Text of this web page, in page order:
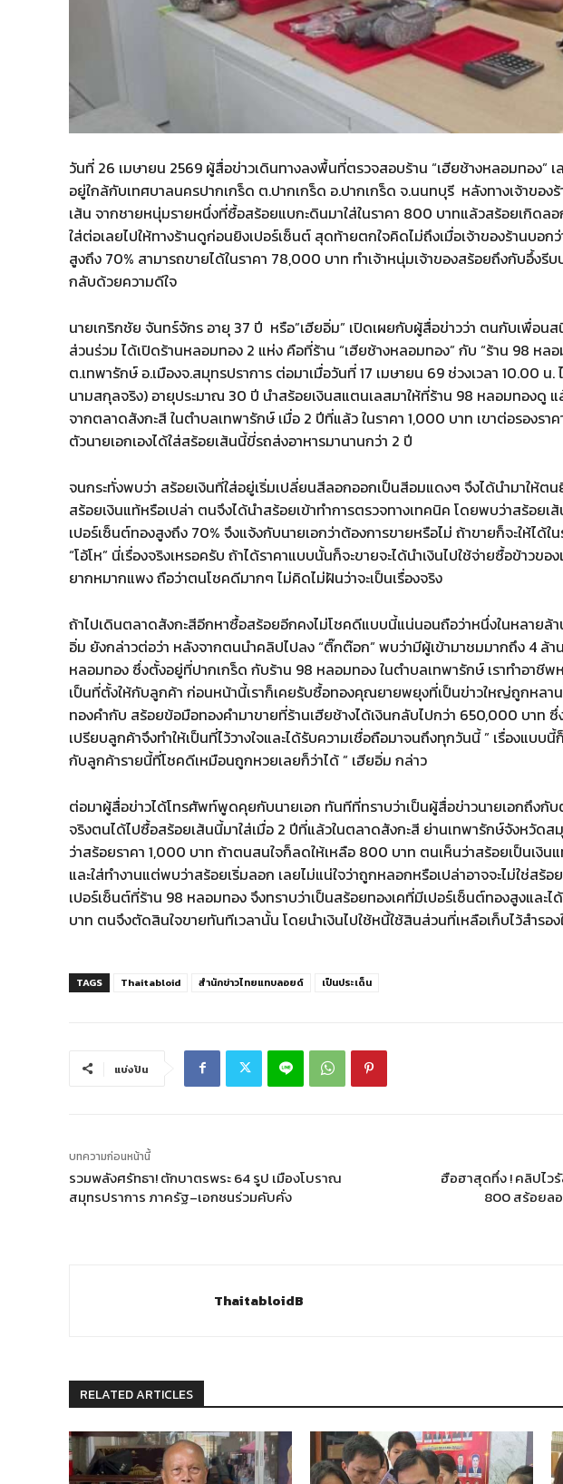
วันที่ 26 เมษายน 2569 ผู้สื่อข่าวเดินทางลงพื้นที่ตรวจสอบร้าน “เฮียช้างหลอมทอง”
อยู่ใกล้กับเทศบาลนครปากเกร็ด ต.ปากเกร็ด อ.ปากเกร็ด จ.นนทบุรี หลังทางเจ้าของ
เส้น จากชายหนุ่มรายหนึ่งที่ซื้อสร้อยแบกะดินมาใส่ในราคา 800 บาทแล้วสร้อยเกิดล
ใส่ต่อเลยไปให้ทางร้านดูก่อนยิงเปอร์เซ็นต์ สุดท้ายตกใจคิดไม่ถึงเมื่อเจ้าของร้านบอก
สูงถึง 70% สามารถขายได้ในราคา 78,000 บาท ทำเจ้าหนุ่มเจ้าของสร้อยถึงกับอึ้งรี
กลับด้วยความดีใจ
นายเกริกชัย จันทร์จักร อายุ 37 ปี หรือ”เฮียอิ่ม” เปิดเผยกับผู้สื่อข่าวว่า ตนกับเพื่อนส
ส่วนร่วม ได้เปิดร้านหลอมทอง 2 แห่ง คือที่ร้าน “เฮียช้างหลอมทอง” กับ “ร้าน 98 หล
ต.เทพารักษ์ อ.เมืองจ.สมุทรปราการ ต่อมาเมื่อวันที่ 17 เมษายน 69 ช่วงเวลา 10.00 น
นามสกุลจริง) อายุประมาณ 30 ปี นำสร้อยเงินสแตนเลสมาให้ที่ร้าน 98 หลอมทองดู
จากตลาดสังกะสี ในตำบลเทพารักษ์ เมื่อ 2 ปีที่แล้ว ในราคา 1,000 บาท เขาต่อรองร
ตัวนายเอกเองได้ใส่สร้อยเส้นนี้ขี่รถส่งอาหารมานานกว่า 2 ปี
จนกระทั่งพบว่า สร้อยเงินที่ใส่อยู่เริ่มเปลี่ยนสีลอกออกเป็นสีอมแดงๆ จึงได้นำมาให้ต
สร้อยเงินแท้หรือเปล่า ตนจึงได้นำสร้อยเข้าทำการตรวจทางเทคนิค โดยพบว่าสร้อย
เปอร์เซ็นต์ทองสูงถึง 70% จึงแจ้งกับนายเอกว่าต้องการขายหรือไม่ ถ้าขายก็จะให้ได้
“โอ้โห” นี่เรื่องจริงเหรอครับ ถ้าได้ราคาแบบนั้นก็จะขายจะได้นำเงินไปใช้จ่ายซื้อข้าวข
ยากหมากแพง ถือว่าตนโชคดีมากๆ ไม่คิดไม่ฝันว่าจะเป็นเรื่องจริง
ถ้าไปเดินตลาดสังกะสีอีกหาซื้อสร้อยอีกคงไม่โชคดีแบบนี้แน่นอนถือว่าหนึ่งในหลายล้
อิ่ม ยังกล่าวต่อว่า หลังจากตนนำคลิปไปลง “ติ๊กต๊อก” พบว่ามีผู้เข้ามาชมมากถึง 4 ล้
หลอมทอง ซึ่งตั้งอยู่ที่ปากเกร็ด กับร้าน 98 หลอมทอง ในตำบลเทพารักษ์ เราทำอา
เป็นที่ตั้งให้กับลูกค้า ก่อนหน้านี้เราก็เคยรับซื้อทองคุณยายพยุงที่เป็นข่าวใหญ่ถูกหลา
ทองคำกับ สร้อยข้อมือทองคำมาขายที่ร้านเฮียช้างได้เงินกลับไปกว่า 650,000 บาท ซึ่ง
เปรียบลูกค้าจึงทำให้เป็นที่ไว้วางใจและได้รับความเชื่อถือมาจนถึงทุกวันนี้ ” เรื่องแบบนี้
กับลูกค้ารายนี้ที่โชคดีเหมือนถูกหวยเลยก็ว่าได้ ” เฮียอิ่ม กล่าว
ต่อมาผู้สื่อข่าวได้โทรศัพท์พูดคุยกับนายเอก ทันทีที่ทราบว่าเป็นผู้สื่อข่าวนายเอกถึงกับ
จริงตนได้ไปซื้อสร้อยเส้นนี้มาใส่เมื่อ 2 ปีที่แล้วในตลาดสังกะสี ย่านเทพารักษ์จังหวัด
ว่าสร้อยราคา 1,000 บาท ถ้าตนสนใจก็ลดให้เหลือ 800 บาท ตนเห็นว่าสร้อยเป็นเงิ
และใส่ทำงานแต่พบว่าสร้อยเริ่มลอก เลยไม่แน่ใจว่าถูกหลอกหรือเปล่าอาจจะไม่ใช่สร้
เปอร์เซ็นต์ที่ร้าน 98 หลอมทอง จึงทราบว่าเป็นสร้อยทองเคที่มีเปอร์เซ็นต์ทองสูงและ
บาท ตนจึงตัดสินใจขายทันทีเวลานั้น โดยนำเงินไปใช้หนี้ใช้สินส่วนที่เหลือเก็บไว้สำรอง
TAGS Thaitabloid สำนักข่าวไทยแทบลอยด์ เป็นประเด็น
แบ่งปัน
บทความก่อนหน้านี้
รวมพลังศรัทธา! ตักบาตรพระ 64 รูป เมืองโบราณ
สมุทรปราการ ภาครัฐ–เอกชนร่วมคับคั่ง
ฮือฮาสุดทึ่ง ! คลิปไว
800 สร้อยล
ThaitabloidB
RELATED ARTICLES